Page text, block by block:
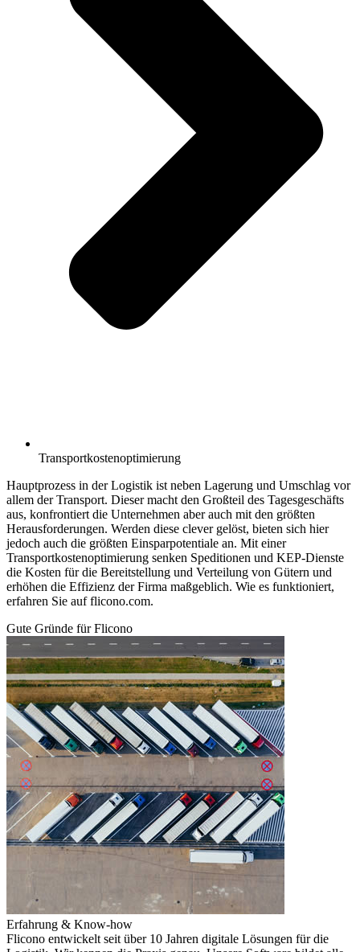
Transportkostenoptimierung
Hauptprozess in der Logistik ist neben Lagerung und Umschlag vor
allem der Transport. Dieser macht den Großteil des Tagesgeschäfts
aus, konfrontiert die Unternehmen aber auch mit den größten
Herausforderungen. Werden diese clever gelöst, bieten sich hier
jedoch auch die größten Einsparpotentiale an. Mit einer
Transportkostenoptimierung senken Speditionen und KEP-Dienste
die Kosten für die Bereitstellung und Verteilung von Gütern und
erhöhen die Effizienz der Firma maßgeblich. Wie es funktioniert,
erfahren Sie auf flicono.com.
Gute Gründe für Flicono
Erfahrung & Know-how
Flicono entwickelt seit über 10 Jahren digitale Lösungen für die